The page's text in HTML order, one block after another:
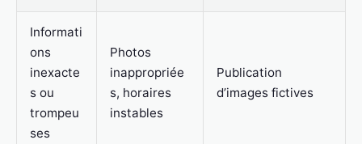
Informati
ons
inexacte
s ou
trompeu
ses
Photos
inappropriée
s, horaires
instables
Publication
d’images fictives